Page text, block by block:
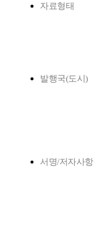
자료형태
발행국(도시)
서명/저자사항